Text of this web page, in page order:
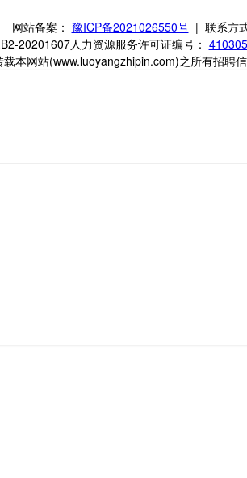
网站备案： 豫ICP备2021026550号| 联系方
20201607人力资源服务许可证编号：
本网站(www.luoyangzhipin.com)之所有招聘